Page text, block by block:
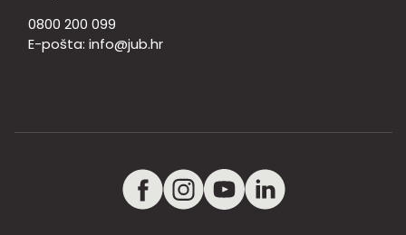
0800 200 099
E-pošta: info@jub.hr